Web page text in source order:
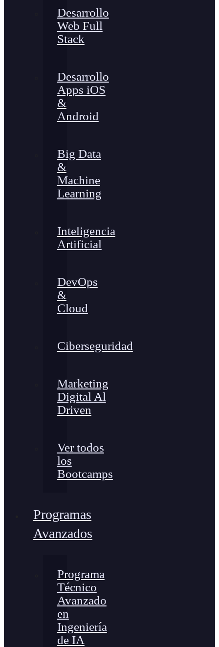
Desarrollo
Web Full
Stack
Desarrollo
Apps iOS
&
Android
Big Data
&
Machine
Learning
Inteligencia
Artificial
DevOps
&
Cloud
Ciberseguridad
Marketing
Digital Al
Driven
Ver todos
los
Bootcamps
Programas
Avanzados
Programa
Técnico
Avanzado
en
Ingeniería
de IA